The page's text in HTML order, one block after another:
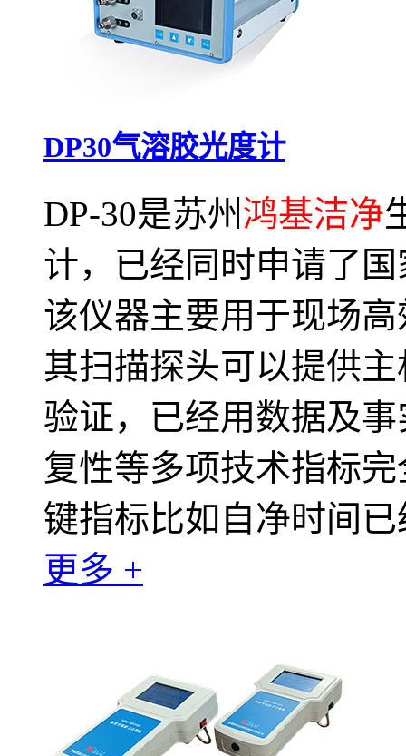
DP30气溶胶光度计
DP-30是苏州 鸿基洁净
计，已经同时申请了
该仪器主要用于现场
其扫描探头可以提供
验证，已经用数据及
复性等多项技术指标
键指标比如自净时间
更多 +